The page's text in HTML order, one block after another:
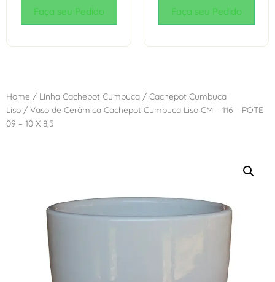
Faça seu Pedido Faça seu Pedido
Home / Linha Cachepot Cumbuca / Cachepot Cumbuca
Liso / Vaso de Cerâmica Cachepot Cumbuca Liso CM – 116 – POTE
09 – 10 X 8,5